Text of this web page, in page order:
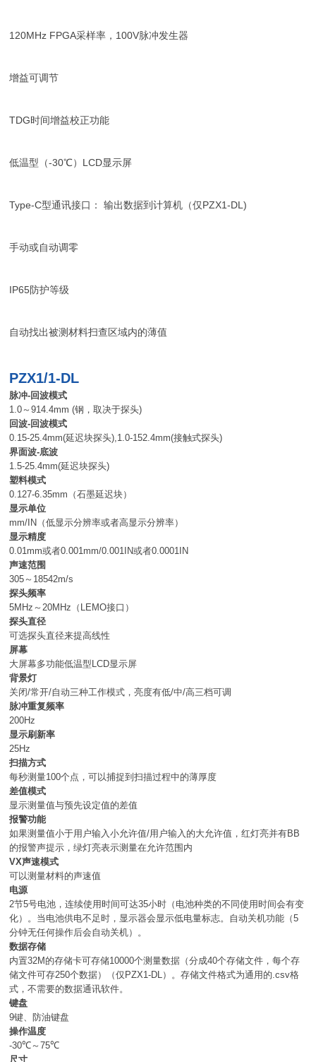
120MHz FPGA采样率，100V脉冲发生器
增益可调节
TDG时间增益校正功能
低温型（-30℃）LCD显示屏
Type-C型通讯接口： 输出数据到计算机（仅PZX1-DL)
手动或自动调零
IP65防护等级
自动找出被测材料扫查区域内的薄值
PZX1/1-DL
脉冲-回波模式
1.0～914.4mm (钢，取决于探头)
回波-回波模式
0.15-25.4mm(延迟块探头),1.0-152.4mm(接触式探头)
界面波-底波
1.5-25.4mm(延迟块探头)
塑料模式
0.127-6.35mm（石墨延迟块）
显示单位
mm/IN（低显示分辨率或者高显示分辨率）
显示精度
0.01mm或者0.001mm/0.001IN或者0.0001IN
声速范围
305～18542m/s
探头频率
5MHz～20MHz（LEMO接口）
探头直径
可选探头直径来提高线性
屏幕
大屏幕多功能低温型LCD显示屏
背景灯
关闭/常开/自动三种工作模式，亮度有低/中/高三档可调
脉冲重复频率
200Hz
显示刷新率
25Hz
扫描方式
每秒测量100个点，可以捕捉到扫描过程中的薄厚度
差值模式
显示测量值与预先设定值的差值
报警功能
如果测量值小于用户输入小允许值/用户输入的大允许值，红灯亮并有BB
的报警声提示，绿灯亮表示测量在允许范围内
VX声速模式
可以测量材料的声速值
电源
2节5号电池，连续使用时间可达35小时（电池种类的不同使用时间会有变
化）。当电池供电不足时，显示器会显示低电量标志。自动关机功能（5
分钟无任何操作后会自动关机）。
数据存储
内置32M的存储卡可存储10000个测量数据（分成40个存储文件，每个存
储文件可存250个数据）（仅PZX1-DL）。存储文件格式为通用的.csv格
式，不需要的数据通讯软件。
键盘
9键、防油键盘
操作温度
-30℃～75℃
尺寸